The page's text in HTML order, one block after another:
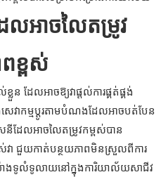
អាចលៃតម្រូវ
ខ្ពស់
ន ដែលអាចឱ្យវាផ្តល់ការផ្គត់ផ្គង់
េវាកម្មប្ដូរតាមបំណងដែលអាចបត់បែន
នីដែលអាចលៃតម្រូវកម្ពស់បាន
វា ជួយកាត់បន្ថយភាពមិនស្រួលពីការ
ាងទូលំទូលាយនៅក្នុងការិយាល័យសាជីវ